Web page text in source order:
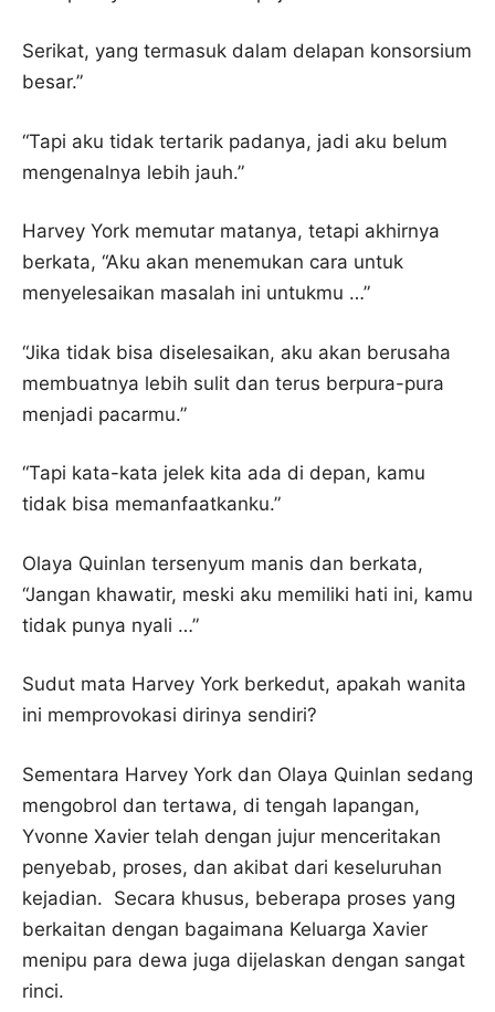
Serikat, yang termasuk dalam delapan konsorsium
besar.”
“Tapi aku tidak tertarik padanya, jadi aku belum
mengenalnya lebih jauh.”
Harvey York memutar matanya, tetapi akhirnya
berkata, “Aku akan menemukan cara untuk
menyelesaikan masalah ini untukmu …”
“Jika tidak bisa diselesaikan, aku akan berusaha
membuatnya lebih sulit dan terus berpura-pura
menjadi pacarmu.”
“Tapi kata-kata jelek kita ada di depan, kamu
tidak bisa memanfaatkanku.”
Olaya Quinlan tersenyum manis dan berkata,
“Jangan khawatir, meski aku memiliki hati ini, kamu
tidak punya nyali …”
Sudut mata Harvey York berkedut, apakah wanita
ini memprovokasi dirinya sendiri?
Sementara Harvey York dan Olaya Quinlan sedang
mengobrol dan tertawa, di tengah lapangan,
Yvonne Xavier telah dengan jujur menceritakan
penyebab, proses, dan akibat dari keseluruhan
kejadian. Secara khusus, beberapa proses yang
berkaitan dengan bagaimana Keluarga Xavier
menipu para dewa juga dijelaskan dengan sangat
rinci.